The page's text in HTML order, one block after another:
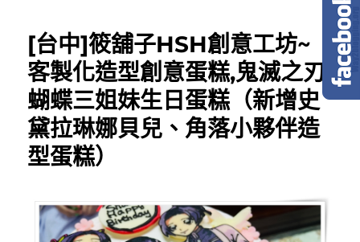
[台中]筱舖子HSH創意工坊~
客製化造型創意蛋糕,鬼滅之刃
蝴蝶三姐妹生日蛋糕（新增史
黛拉琳娜貝兒、角落小夥伴造
型蛋糕）